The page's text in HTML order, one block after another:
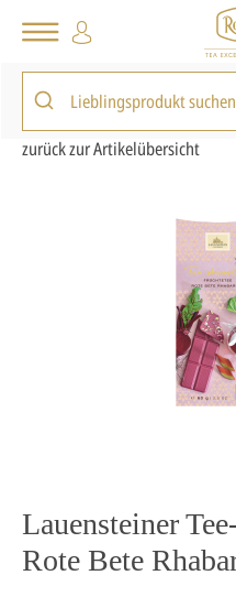
Tee Shop Inspiration
Lauensteiner Tee-Schokolade
zurück zur Artikelübersicht
Lauensteiner
Rote Bete